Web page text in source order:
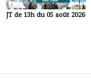
JT de 13h du 05 août 2026